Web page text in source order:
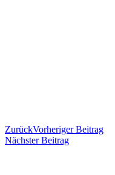
ZurückVorheriger Beitrag
Nächster Beitrag